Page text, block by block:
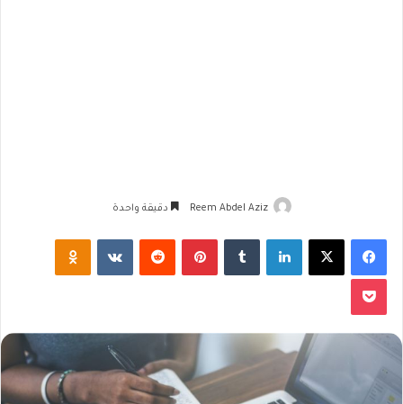
Reem Abdel Aziz دقيقة واحدة
فيسبوك لينكدإن بينتيريست